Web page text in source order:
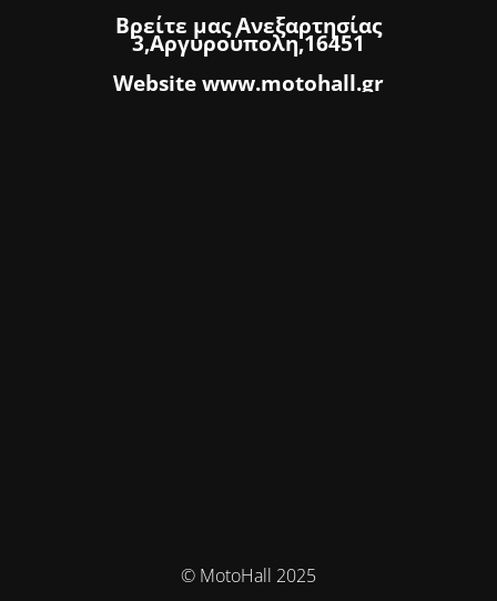
Βρείτε μας Ανεξαρτησίας
3,Αργυρούπολη,16451
Website www.motohall.gr
© MotoHall 2025